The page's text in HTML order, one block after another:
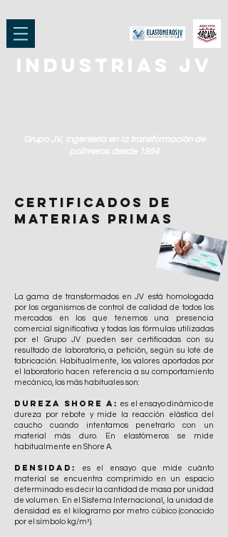
Grupo JV, ingeniería en la transformación de
polímeros desde 1954
Industrias JV
CERTIFICADOS DE
MATERIAS PRIMAS
La gama de transformados en JV está homologada
por los organismos de control de calidad de todos los
mercados en los que tenemos una presencia
comercial significativa y todas las fórmulas utilizadas
por el Grupo JV pueden ser certificadas con su
resultado de laboratorio, a petición, según su lote de
fabricación. Habitualmente, los valores aportados por
el laboratorio hacen referencia a su comportamiento
mecánico, los más habituales son:
Dureza Shore A: es el ensayo dinámico de
dureza por rebote y mide la reacción elástica del
caucho cuando intentamos penetrarlo con un
material más duro. En elastómeros se mide
habitualmente en Shore A.
Densidad:
es el ensayo que mide cuánto
material se encuentra comprimido en un espacio
determinado es decir la cantidad de masa por unidad
de volumen. En el Sistema Internacional, la unidad de
densidad es el kilogramo por metro cúbico (conocido
por el símbolo kg/m³).